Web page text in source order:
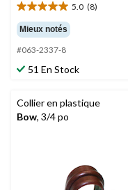
5.0 (8)
5.0
étoile(s)
sur
5.
8
Mieux notés
#063-2337-8
51 En Stock
Collier en plastique
Bow, 3/4 po